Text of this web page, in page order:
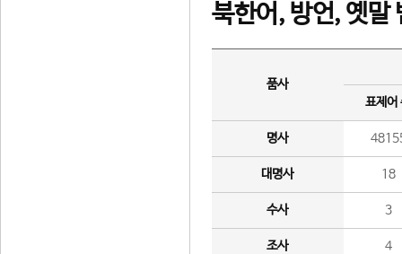
북한어, 방언, 옛말
품사
표제어
명사
대명사 18
수사 3
조사 4